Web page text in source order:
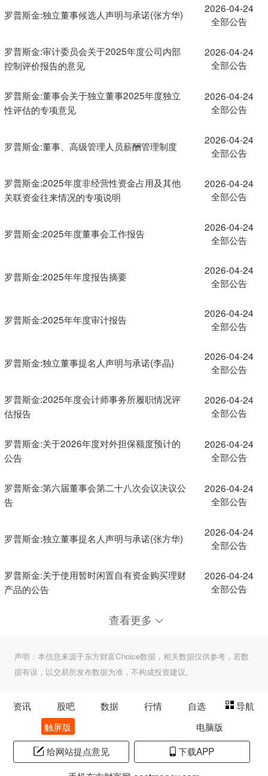
罗普斯金:独立董事候选人声明与承诺(张方华)
2026-04-24
全部公告
罗普斯金:审计委员会关于2025年度公司内部
控制评价报告的意见
2026-04-24
全部公告
罗普斯金:董事会关于独立董事2025年度独立
性评估的专项意见
2026-04-24
全部公告
罗普斯金:董事、高级管理人员薪酬管理制度
2026-04-24
全部公告
罗普斯金:2025年度非经营性资金占用及其他
关联资金往来情况的专项说明
2026-04-24
全部公告
罗普斯金:2025年度董事会工作报告
2026-04-24
全部公告
罗普斯金:2025年年度报告摘要
2026-04-24
全部公告
罗普斯金:2025年年度审计报告
2026-04-24
全部公告
罗普斯金:独立董事提名人声明与承诺(李晶)
2026-04-24
全部公告
罗普斯金:2025年度会计师事务所履职情况评
估报告
2026-04-24
全部公告
罗普斯金:关于2026年度对外担保额度预计的
公告
2026-04-24
全部公告
罗普斯金:第六届董事会第二十八次会议决议公
告
2026-04-24
全部公告
罗普斯金:独立董事提名人声明与承诺(张方华)
2026-04-24
全部公告
罗普斯金:关于使用暂时闲置自有资金购买理财
产品的公告
2026-04-24
全部公告
查看更多
声明：本信息来源于东方财富Choice数据，相关数据仅供参考，若数
据有误，以交易所发布数据为准，不构成投资建议。
资讯 股吧 数据 行情 自选
导航
触屏版
电脑版
给网站提点意见
下载APP